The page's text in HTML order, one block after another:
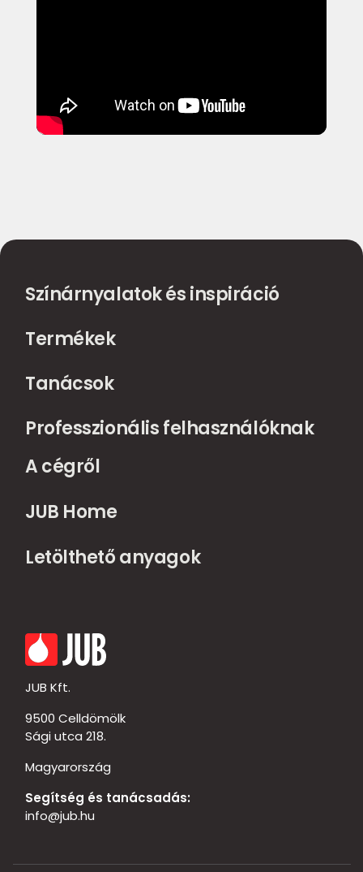
Színárnyalatok és inspiráció
Termékek
Tanácsok
Professzionális felhasználóknak
A cégről
JUB Home
Letölthető anyagok
JUB Kft.
9500 Celldömölk
Sági utca 218.
Magyarország
Segítség és tanácsadás:
info@jub.hu